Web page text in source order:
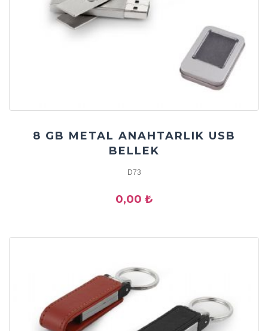
8 GB METAL ANAHTARLIK USB
BELLEK
D73
0,00 ₺